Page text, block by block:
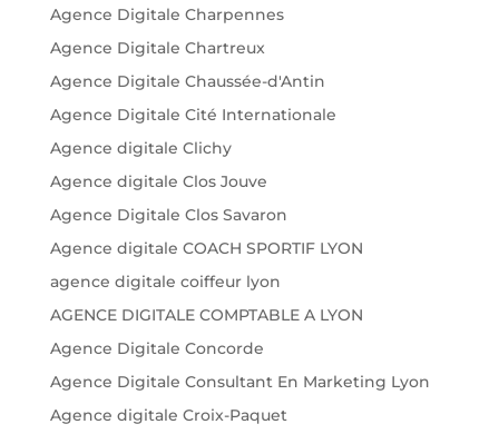
Agence Digitale Charpennes
Agence Digitale Chartreux
Agence Digitale Chaussée-d'Antin
Agence Digitale Cité Internationale
Agence digitale Clichy
Agence digitale Clos Jouve
Agence Digitale Clos Savaron
Agence digitale COACH SPORTIF LYON
agence digitale coiffeur lyon
AGENCE DIGITALE COMPTABLE A LYON
Agence Digitale Concorde
Agence Digitale Consultant En Marketing Lyon
Agence digitale Croix-Paquet